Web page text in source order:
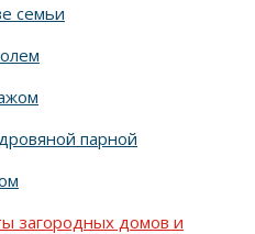
семьи
парной
загородных домов и